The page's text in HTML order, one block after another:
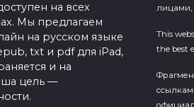
на всех
Мы предлагаем
на русском языке
txt и pdf для iPad,
и на
цель —
лицами,
This
the best